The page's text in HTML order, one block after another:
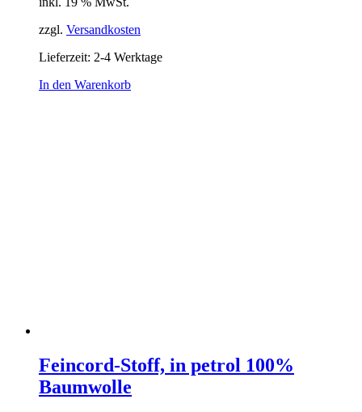
zzgl. Versandkosten
Lieferzeit: 2-4 Werktage
In den Warenkorb
Feincord-Stoff, in petrol 100%
Baumwolle